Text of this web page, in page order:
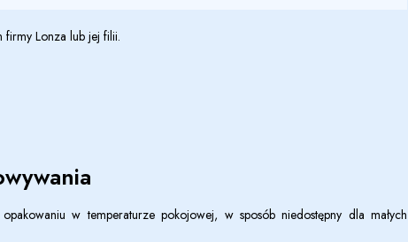
firmy Lonza lub jej filii.
w temperaturze pokojowej, w sposób niedostępny dla małych